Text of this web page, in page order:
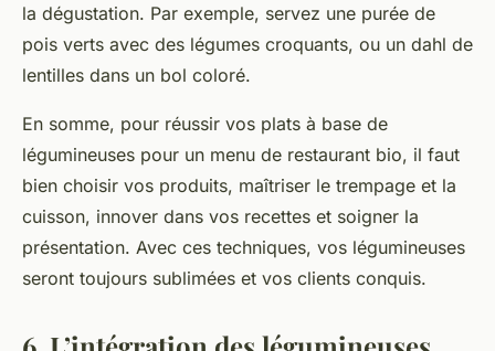
la dégustation. Par exemple, servez une purée de
pois verts avec des légumes croquants, ou un dahl de
lentilles dans un bol coloré.
En somme, pour réussir vos plats à base de
légumineuses pour un menu de restaurant bio, il faut
bien choisir vos produits, maîtriser le trempage et la
cuisson, innover dans vos recettes et soigner la
présentation. Avec ces techniques, vos légumineuses
seront toujours sublimées et vos clients conquis.